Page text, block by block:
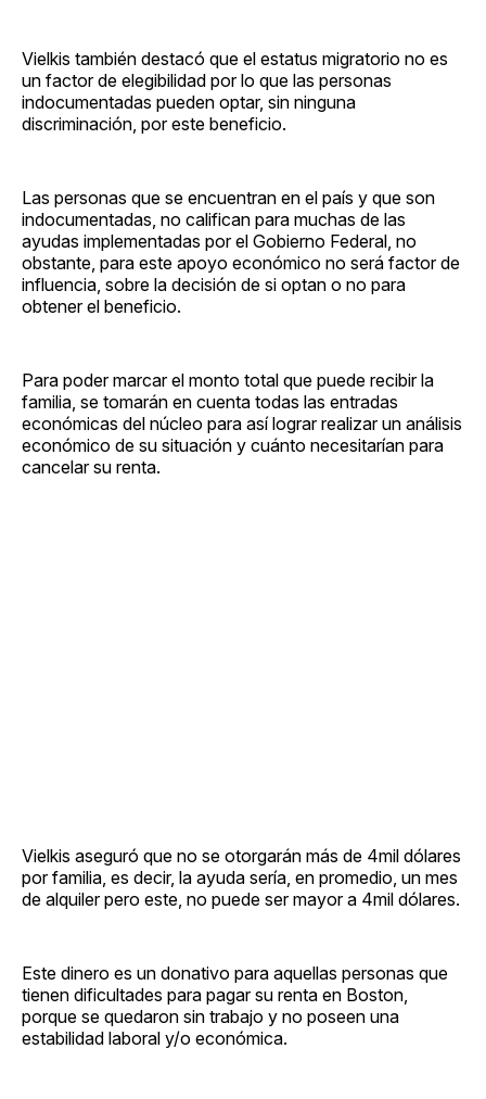
Vielkis también destacó que el estatus migratorio no es
un factor de elegibilidad por lo que las personas
indocumentadas pueden optar, sin ninguna
discriminación, por este beneficio.
Las personas que se encuentran en el país y que son
indocumentadas, no califican para muchas de las
ayudas implementadas por el Gobierno Federal, no
obstante, para este apoyo económico no será factor de
influencia, sobre la decisión de si optan o no para
obtener el beneficio.
Para poder marcar el monto total que puede recibir la
familia, se tomarán en cuenta todas las entradas
económicas del núcleo para así lograr realizar un análisis
económico de su situación y cuánto necesitarían para
cancelar su renta.
Vielkis aseguró que no se otorgarán más de 4mil dólares
por familia, es decir, la ayuda sería, en promedio, un mes
de alquiler pero este, no puede ser mayor a 4mil dólares.
Este dinero es un donativo para aquellas personas que
tienen dificultades para pagar su renta en Boston,
porque se quedaron sin trabajo y no poseen una
estabilidad laboral y/o económica.